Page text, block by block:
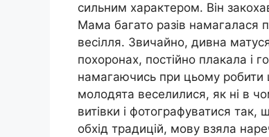
сильним характером. Він
Мама багато разів намагалася
весілля. Звичайно, дивна
похоронах, постійно плакала і
намагаючись при цьому
молодята веселилися, як ні в
витівки і фотографуватися
обхід традицій, мову взяла